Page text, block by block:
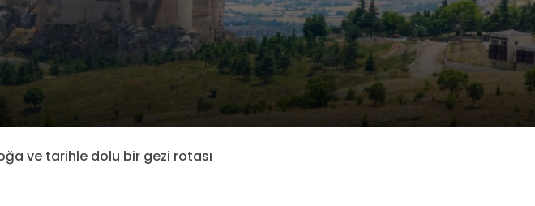
ve tarihle dolu bir gezi rotası